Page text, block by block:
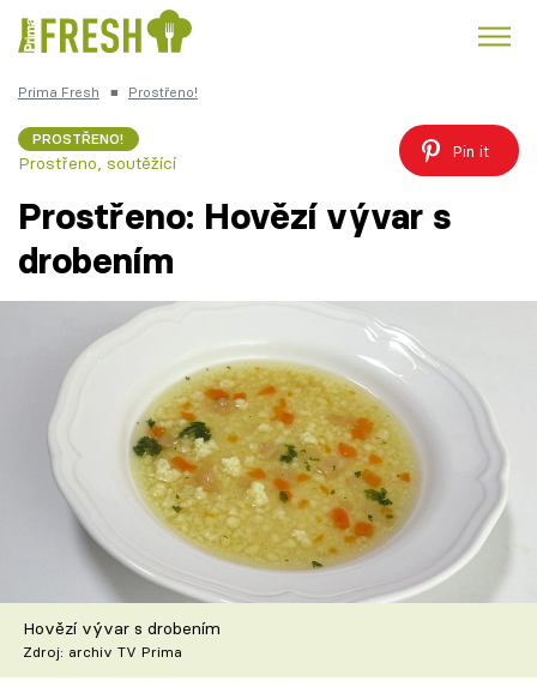
Česká kuchyně
Témata
Recepty
Články
TV Program
Škola vaření
Recepty z TV
Speciál: Cuketa
Prima Fresh ■ Prostřeno!
PROSTŘENO!
Prostřeno, soutěžící
Pin it
Prostřeno: Hovězí vývar s
drobením
Hovězí vývar s drobením
Zdroj: archiv TV Prima